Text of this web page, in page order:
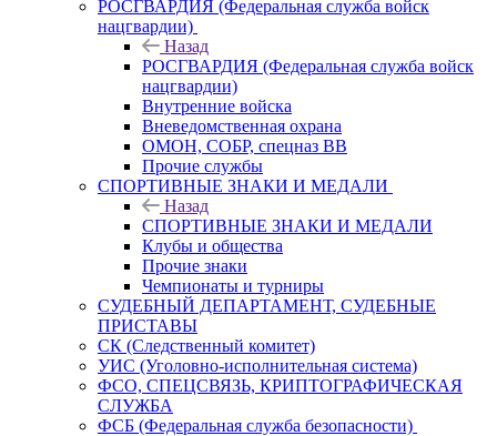
РОСГВАРДИЯ (Федеральная служба войск
нацгвардии)
Назад
РОСГВАРДИЯ (Федеральная служба войск
нацгвардии)
Внутренние войска
Вневедомственная охрана
ОМОН, СОБР, спецназ ВВ
Прочие службы
СПОРТИВНЫЕ ЗНАКИ И МЕДАЛИ
Назад
СПОРТИВНЫЕ ЗНАКИ И МЕДАЛИ
Клубы и общества
Прочие знаки
Чемпионаты и турниры
СУДЕБНЫЙ ДЕПАРТАМЕНТ, СУДЕБНЫЕ
ПРИСТАВЫ
СК (Следственный комитет)
УИС (Уголовно-исполнительная система)
ФСО, СПЕЦСВЯЗЬ, КРИПТОГРАФИЧЕСКАЯ
СЛУЖБА
ФСБ (Федеральная служба безопасности)